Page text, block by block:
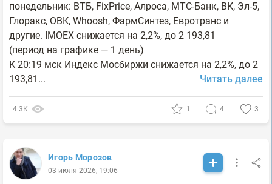
понедельник: ВТБ, FixPrice, Алроса, МТС-Банк, ВК, Эл-5,
Глоракс, ОВК, Whoosh, ФармСинтез, Евротранс и
другие. IMOEX снижается на 2,2%, до 2 193,81
(период на графике — 1 день)
К 20:19 мск Индекс Мосбиржи снижается на 2,2%, до 2
193,81...
Читать далее
4.3К 1 4 3
Игорь Морозов
03 июля 2026, 19:06